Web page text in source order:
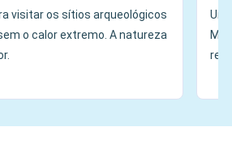
visitar os sítios arqueológicos
o calor extremo. A natureza
Um